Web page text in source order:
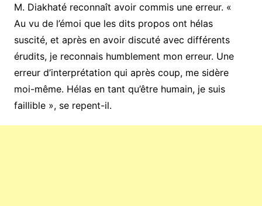
M. Diakhaté reconnaît avoir commis une erreur. «
Au vu de l’émoi que les dits propos ont hélas
suscité, et après en avoir discuté avec différents
érudits, je reconnais humblement mon erreur. Une
erreur d’interprétation qui après coup, me sidère
moi-même. Hélas en tant qu’être humain, je suis
faillible », se repent-il.